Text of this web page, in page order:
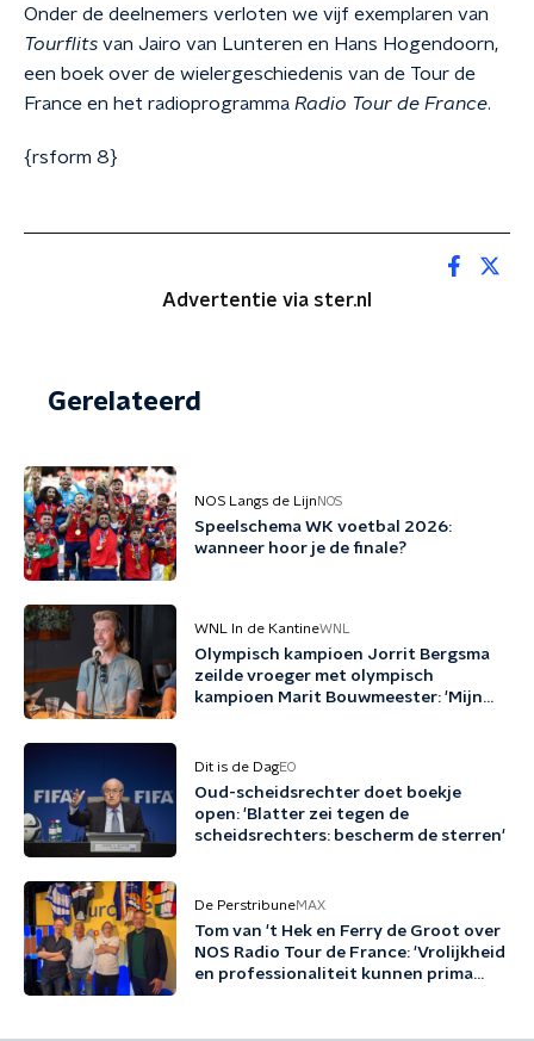
Onder de deelnemers verloten we vijf exemplaren van
Tourflits van Jairo van Lunteren en Hans Hogendoorn,
een boek over de wielergeschiedenis van de Tour de
France en het radioprogramma Radio Tour de France.
{rsform 8}
Advertentie via ster.nl
Gerelateerd
NOS Langs de Lijn NOS
Speelschema WK voetbal 2026:
wanneer hoor je de finale?
WNL In de KantineWNL
Olympisch kampioen Jorrit Bergsma
zeilde vroeger met olympisch
kampioen Marit Bouwmeester: 'Mijn
Dit is de DagEO
Oud-scheidsrechter doet boekje
open: 'Blatter zei tegen de
scheidsrechters: bescherm de sterren'
De PerstribuneMAX
Tom van 't Hek en Ferry de Groot over
NOS Radio Tour de France: 'Vrolijkheid
en professionaliteit kunnen prima